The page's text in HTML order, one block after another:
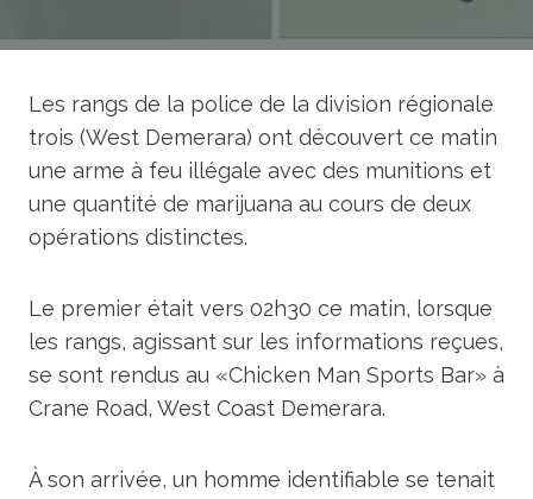
Les rangs de la police de la division régionale
trois (West Demerara) ont découvert ce matin
une arme à feu illégale avec des munitions et
une quantité de marijuana au cours de deux
opérations distinctes.
Le premier était vers 02h30 ce matin, lorsque
les rangs, agissant sur les informations reçues,
se sont rendus au «Chicken Man Sports Bar» à
Crane Road, West Coast Demerara.
À son arrivée, un homme identifiable se tenait